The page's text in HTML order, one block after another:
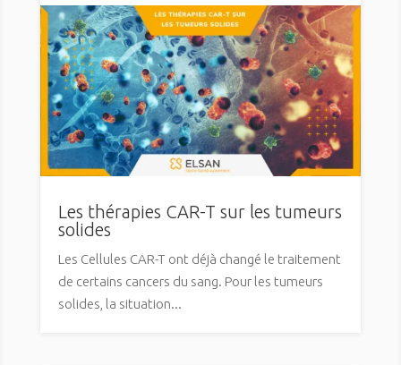
Les thérapies CAR-T sur les tumeurs
solides
Les Cellules CAR-T ont déjà changé le traitement
de certains cancers du sang. Pour les tumeurs
solides, la situation...